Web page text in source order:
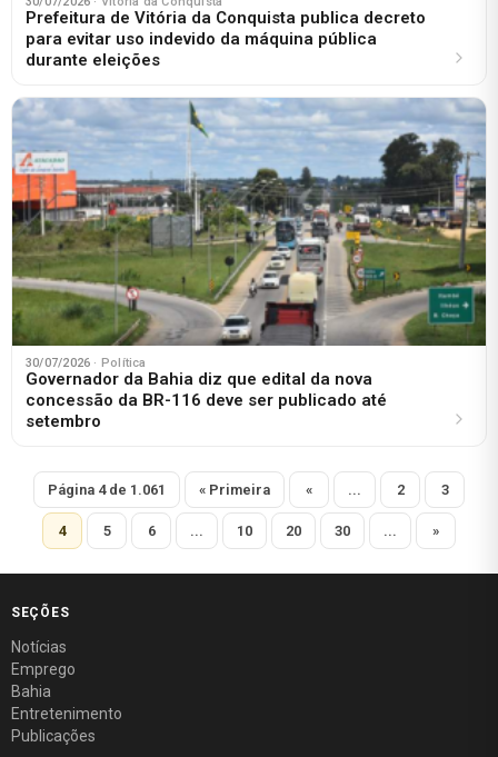
Prefeitura de Vitória da Conquista publica decreto
para evitar uso indevido da máquina pública
durante eleições
30/07/2026 · Política
Governador da Bahia diz que edital da nova
concessão da BR-116 deve ser publicado até
setembro
Página 4 de 1.061 « Primeira « ... 2 3
4 5 6 ... 10 20 30 ... »
SEÇÕES
Notícias
Emprego
Bahia
Entretenimento
Publicações